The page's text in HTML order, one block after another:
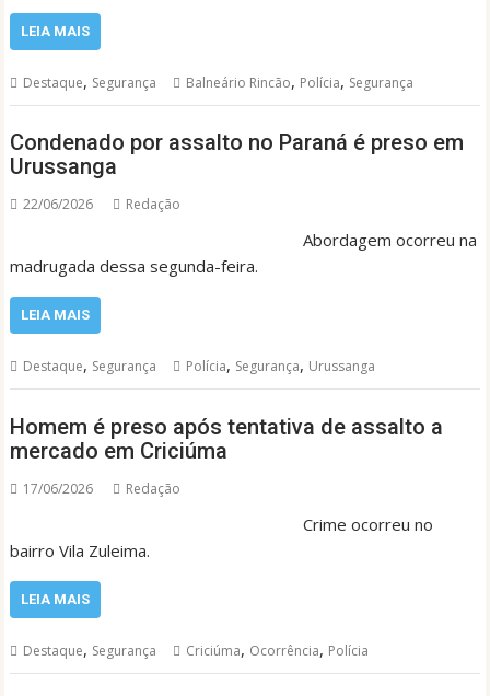
LEIA MAIS
Destaque, Segurança Balneário Rincão, Polícia, Segurança
Condenado por assalto no Paraná é preso em
Urussanga
22/06/2026 Redação
Abordagem ocorreu na
madrugada dessa segunda-feira.
LEIA MAIS
Destaque, Segurança Polícia, Segurança, Urussanga
Homem é preso após tentativa de assalto a
mercado em Criciúma
17/06/2026 Redação
Crime ocorreu no
bairro Vila Zuleima.
LEIA MAIS
Destaque, Segurança Criciúma, Ocorrência, Polícia